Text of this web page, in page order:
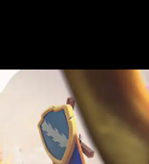
Career Stories